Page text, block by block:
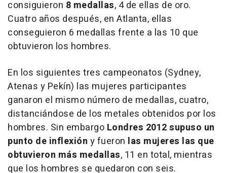
consiguieron 8 medallas, 4 de ellas de oro.
Cuatro años después, en Atlanta, ellas
conseguieron 6 medallas frente a las 10 que
obtuvieron los hombres.
En los siguientes tres campeonatos (Sydney,
Atenas y Pekín) las mujeres participantes
ganaron el mismo número de medallas, cuatro,
distanciándose de los metales obtenidos por los
hombres. Sin embargo Londres 2012 supuso un
punto de inflexión y fueron las mujeres las que
obtuvieron más medallas, 11 en total, mientras
que los hombres se quedaron con seis.